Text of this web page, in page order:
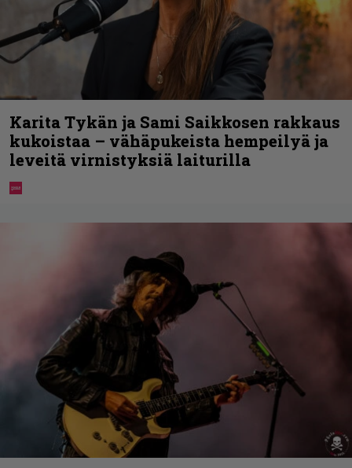
Karita Tykän ja Sami Saikkosen rakkaus
kukoistaa – vähäpukeista hempeilyä ja
leveitä virnistyksiä laiturilla